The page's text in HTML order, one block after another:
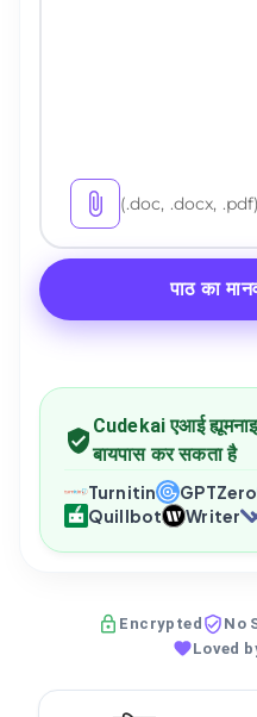
(.doc, .docx, .pdf)
पाठ का
Cudekai एआई
बायपास कर सकता है
Turnitin GPTZero
Quillbot
Writer
Encrypted No
Loved